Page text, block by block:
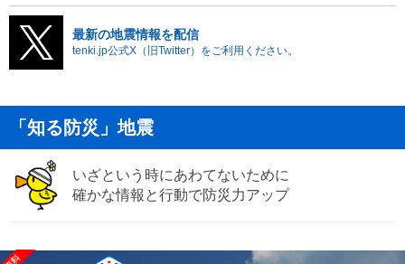
最新の地震情報を配信
tenki.jp公式X（旧Twitter）をご利用ください。
「知る防災」地震
いざという時にあわてないために
確かな情報と行動で防災力アップ